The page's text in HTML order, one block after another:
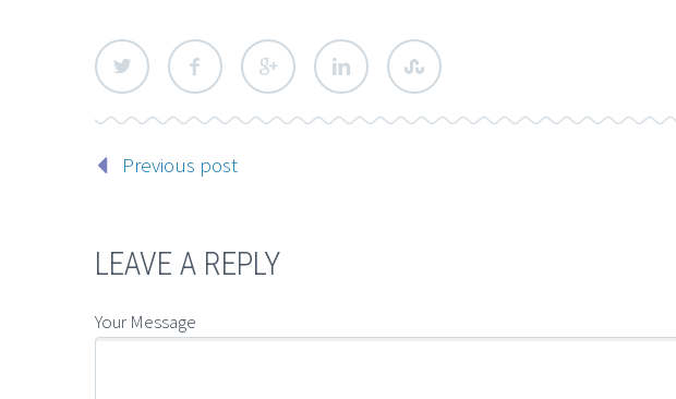
Previous post
LEAVE A REPLY
Your Message